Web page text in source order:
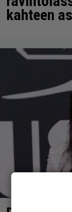
kahteen